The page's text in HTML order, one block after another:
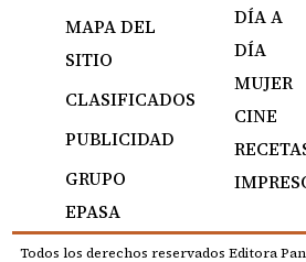
MAPA DEL
SITIO
CLASIFICADOS
PUBLICIDAD
GRUPO
EPASA
DÍA A
DÍA
MUJER
CINE
Todos los derechos reservados Editora